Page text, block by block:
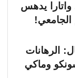
يدهس
الجامعي!
الرهانات
وماكي